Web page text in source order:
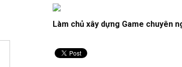
Làm chủ xây dựng Game chuyên